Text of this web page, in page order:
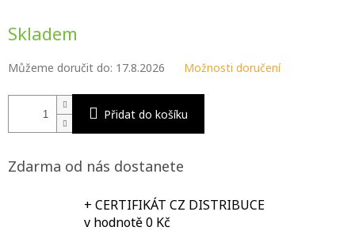
cena:
Skladem
Můžeme doručit do: 17.8.2026 Možnosti doručení
Přidat do košíku
Zdarma od nás dostanete
+ CERTIFIKÁT CZ DISTRIBUCE
v hodnotě 0 Kč